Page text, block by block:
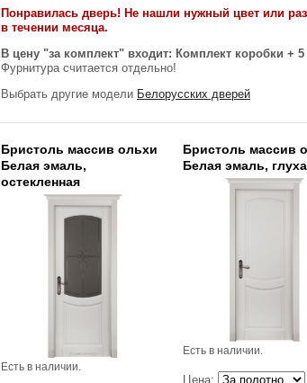
Понравилась дверь! Не нашли нужный цвет или
в течении месяца.
В цену "за комплект" входит: Комплект коробки +
Фурнитура считается отдельно!
Выбрать другие модели Белорусских дверей
Бристоль массив ольхи
Белая эмаль,
остекленная
Есть в наличии.
Бристоль массив
Белая эмаль,
Есть в наличии.
Цена: